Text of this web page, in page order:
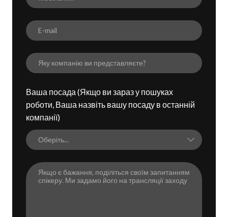
Ваша посада (Якщо ви зараз у пошуках
роботи, Ваша назвіть вашу посаду в останній
компанії)